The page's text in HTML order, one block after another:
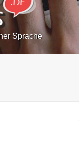
Sprache